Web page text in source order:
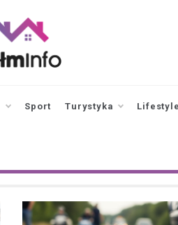
Sport Turystyka Lifestyle